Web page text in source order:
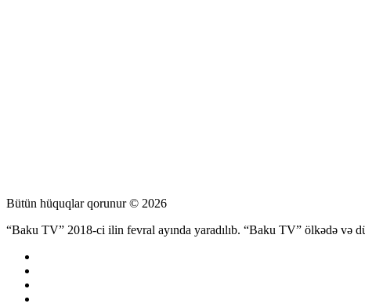
Bütün hüquqlar qorunur © 2026
“Baku TV” 2018-ci ilin fevral ayında yaradılıb. “Baku TV” ölkədə və